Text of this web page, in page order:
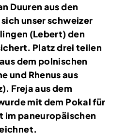
Duuren aus den
unser schweizer
(Lebert) den
Platz drei teilen
dem polnischen
und Rhenus aus
Freja aus dem
mit dem Pokal für
im paneuropäischen